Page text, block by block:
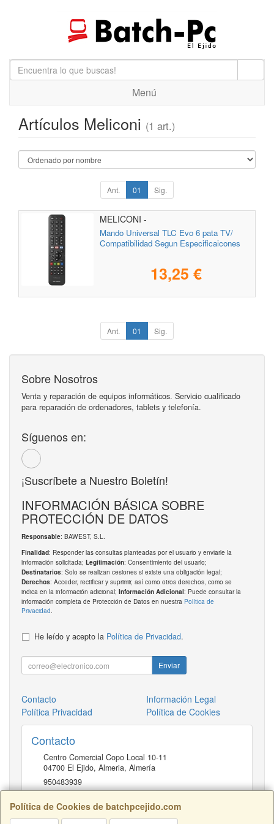
Menú
Artículos Meliconi (1 art.)
Ant. 01 Sig.
MELICONI -
Mando Universal TLC Evo 6 pata TV/
Compatibilidad Segun Especificaicones
13,25 €
Ant. 01 Sig.
Política de Cookies de batchpcejido.com
Sobre Nosotros
Venta y reparación de equipos informáticos. Servicio cualificado
para reparación de ordenadores, tablets y telefonía.
Síguenos en:
¡Suscríbete a Nuestro Boletín!
INFORMACIÓN BÁSICA SOBRE
PROTECCIÓN DE DATOS
Responsable: BAWEST, S.L.
Finalidad: Responder las consultas planteadas por el usuario y enviarle la
información solicitada; Legitimación: Consentimiento del usuario;
Destinatarios: Solo se realizan cesiones si existe una obligación legal;
Derechos: Acceder, rectificar y suprimir, así como otros derechos, como se
indica en la información adicional; Información Adicional: Puede consultar la
información completa de Protección de Datos en nuestra Política de
Privacidad.
He leído y acepto la Política de Privacidad.
Enviar
Contacto
Información Legal
Política Privacidad
Política de Cookies
Contacto
Centro Comercial Copo Local 10-11
04700 El Ejido, Almeria, Almería
950483939